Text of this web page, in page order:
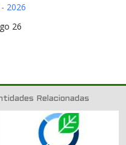
- 2026
26
Relacionadas